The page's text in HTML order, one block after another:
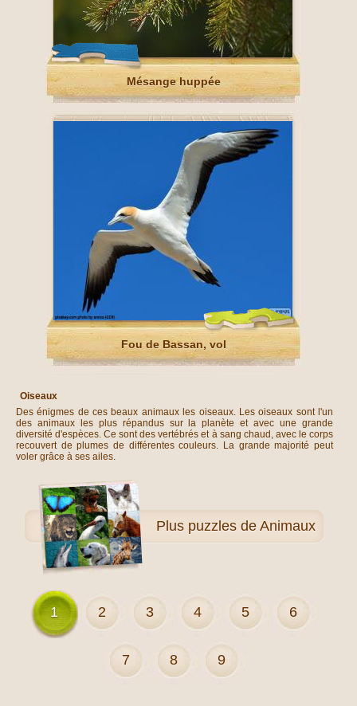
Mésange huppée
Fou de Bassan, vol
Oiseaux
Des énigmes de ces beaux animaux les oiseaux. Les oiseaux sont l'un
des animaux les plus répandus sur la planète et avec une grande
diversité d'espèces. Ce sont des vertébrés et à sang chaud, avec le corps
recouvert de plumes de différentes couleurs. La grande majorité peut
voler grâce à ses ailes.
Plus puzzles de Animaux
1 2 3 4 5 6
7 8 9